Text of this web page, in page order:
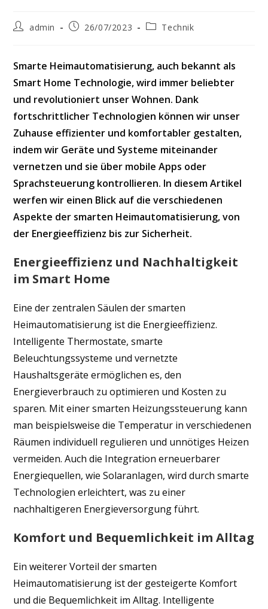
Beitrags-
admin
Beitrag26/07/2023
Beitrags-
Technik
Smarte Heimautomatisierung, auch bekannt als
Smart Home Technologie, wird immer beliebter
und revolutioniert unser Wohnen. Dank
fortschrittlicher Technologien können wir unser
Zuhause effizienter und komfortabler gestalten,
indem wir Geräte und Systeme miteinander
vernetzen und sie über mobile Apps oder
Sprachsteuerung kontrollieren. In diesem Artikel
werfen wir einen Blick auf die verschiedenen
Aspekte der smarten Heimautomatisierung, von
der Energieeffizienz bis zur Sicherheit.
Energieeffizienz und Nachhaltigkeit
im Smart Home
Eine der zentralen Säulen der smarten
Heimautomatisierung ist die Energieeffizienz.
Intelligente Thermostate, smarte
Beleuchtungssysteme und vernetzte
Haushaltsgeräte ermöglichen es, den
Energieverbrauch zu optimieren und Kosten zu
sparen. Mit einer smarten Heizungssteuerung kann
man beispielsweise die Temperatur in verschiedenen
Räumen individuell regulieren und unnötiges Heizen
vermeiden. Auch die Integration erneuerbarer
Energiequellen, wie Solaranlagen, wird durch smarte
Technologien erleichtert, was zu einer
nachhaltigeren Energieversorgung führt.
Komfort und Bequemlichkeit im Alltag
Ein weiterer Vorteil der smarten
Heimautomatisierung ist der gesteigerte Komfort
und die Bequemlichkeit im Alltag. Intelligente